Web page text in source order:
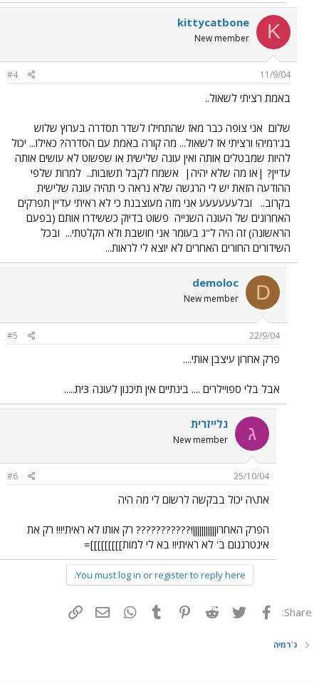
K
kittycatbone
New member
11/9/04
#4
באמת רציתי לשאול..
שלום אני צופה כבר מאז שהתחילו לשדר תסדרה בערוץ שלוש
בג'רמיה! ורציתי אז לשאול... מה קורה באמת עם הסדרה? כאילו... יכול
להיות שמבטלים אותה ואין עונה שלישית או שפשוט לא עושים אותה
עדיין? |או מה שלא יהיה| אשמח לקבל תשובות.. למרות שלפי
ההודעה הזאת יש לי הרגשה שלא נראה כי תהיה עונה שלישית
בקרוב..
ובלעעעעעע אני מזה מעוצבנת כי לא ראיתי עדיין תפרקים
האחרונים של העונה השנייה פשוט בדיוק כששידרו אותם (בפעם
הראשונה) זה היה ל"ג בעומר אני חושבת ולא הקלטתי... ובכל
השידורים החורים האחרים לא יוצא לי לראות...
D
demoloc
New member
22/9/04
#5
פרק אחרון עיצבן אותי....
אבל בלי ספויילרים .... בינתיים אין תיכנון לעונה 3ית.....
ג גלייזרית
New member
25/10/04
#6
את\ה יכול בבקשה לרשום לי מה היה
הפרק האחרוןןןןןןןןןןן!??????????? רק אותו לא ראיתי!!! רק את
אינטרגנום ב' לא ראיתי!! בא לי למות]]]]]]]]]=
You must log in or register to reply here.
Share: פייסבוק Twitter
Reddit
Pinterest
Tumblr
WhatsAppדואר אלקטרוני
ג`רמיה